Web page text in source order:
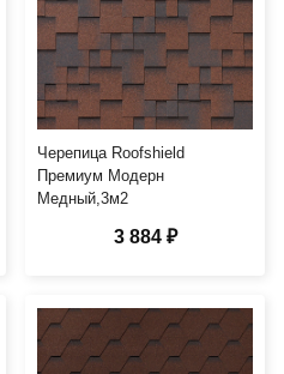
Черепица Roofshield
Премиум Модерн
Медный,3м2
3 884 ₽